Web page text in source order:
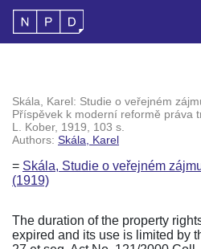
Skála, Karel: Studie o veřejném
Příspěvek k moderní reformě práva
L. Kober, 1919, 103 s.
Authors: Skála, Karel
= Skála, Studie o veřejném
(1919)
The duration of the property
expired and its use is limited by